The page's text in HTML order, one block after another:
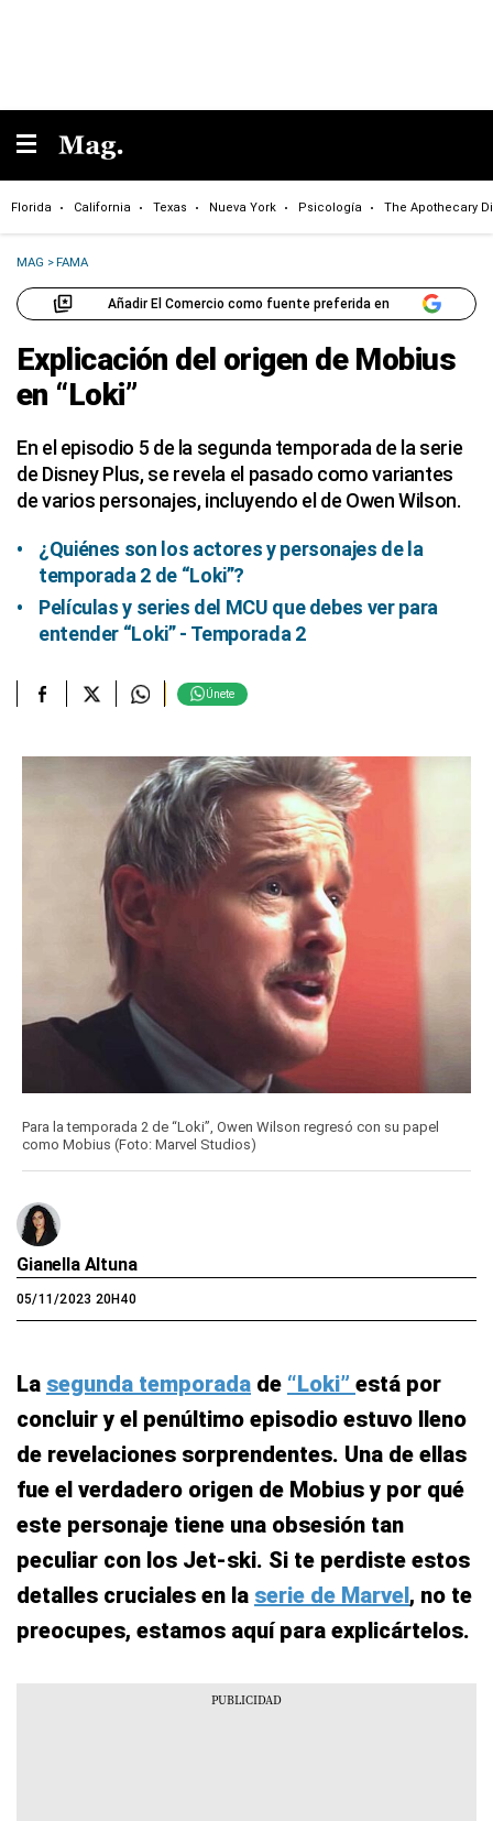
Florida California Texas Nueva York Psicología The Apothecary
MAG >FAMA
Añadir El Comercio como fuente preferida en
Explicación del origen de Mobius
en “Loki”
En el episodio 5 de la segunda temporada de la serie
de Disney Plus, se revela el pasado como variantes
de varios personajes, incluyendo el de Owen Wilson.
¿Quiénes son los actores y personajes de la
temporada 2 de “Loki”?
Películas y series del MCU que debes ver para
entender “Loki” - Temporada 2
Únete
Para la temporada 2 de “Loki”, Owen Wilson regresó con su papel
como Mobius (Foto: Marvel Studios)
Gianella Altuna
05/11/2023 20H40
La segunda temporada de “Loki” está por
concluir y el penúltimo episodio estuvo lleno
de revelaciones sorprendentes. Una de ellas
fue el verdadero origen de Mobius y por qué
este personaje tiene una obsesión tan
peculiar con los Jet-ski. Si te perdiste estos
detalles cruciales en la serie de Marvel, no te
preocupes, estamos aquí para explicártelos.